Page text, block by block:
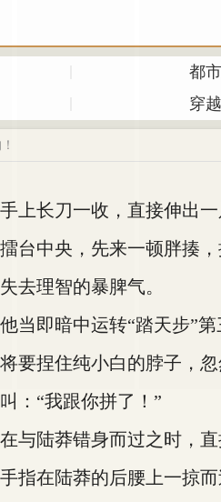
都
穿
长刀一收，直接伸出一
中央，先来一顿胖揍，
理智的暴脾气。
即暗中运转“踏天步”
捏住纯小白的脖子，忽
“我跟你拼了！”
陆莽错身而过之时，
在陆莽的后腰上一掠而